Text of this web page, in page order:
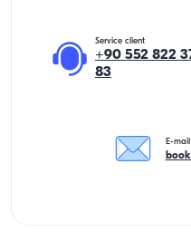
Service client
+90 552 822
83
E-mail